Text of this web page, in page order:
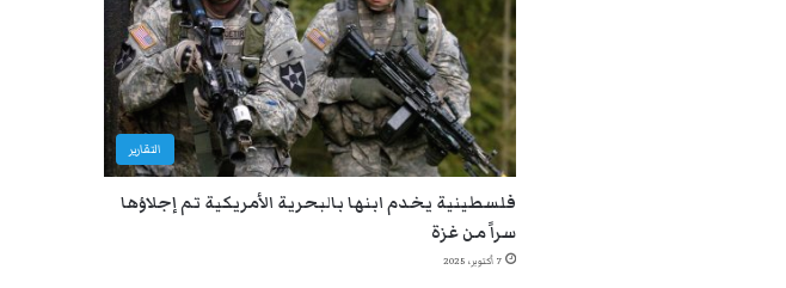
التقارير
فلسطينية يخدم ابنها بالبحرية الأمريكية تم إجلاؤها
سراً من غزة
7 أكتوبر، 2025